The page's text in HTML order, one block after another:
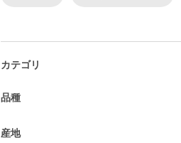
カテゴリ
品種
産地